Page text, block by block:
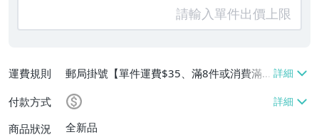
運費規則
郵局掛號【單件運費$35、滿8件或消費滿
$3500免運費】
付款方式
商品狀況
全新品